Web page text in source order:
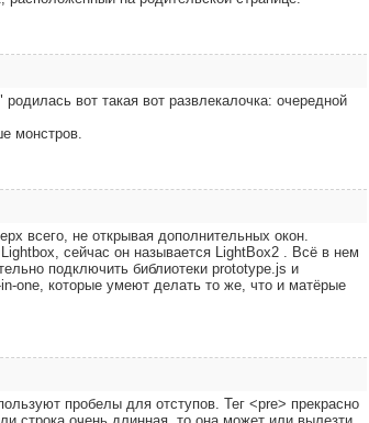
вот такая вот развлекалочка: очередной
монстров.
всего, не открывая дополнительных окон.
сейчас он называется LightBox2 . Всё в нем
подключить библиотеки prototype.js и
one, которые умеют делать то же, что и матёрые
пробелы для отступов. Тег <pre> прекрасно